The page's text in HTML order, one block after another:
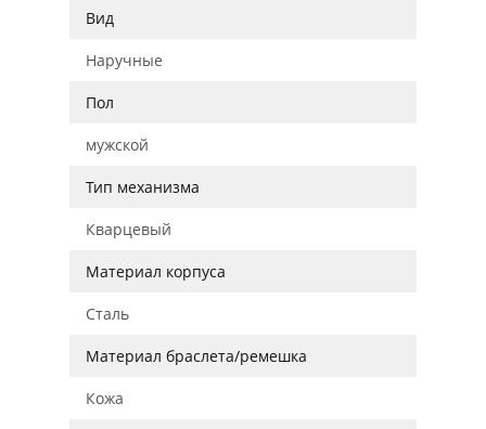
Вид
Наручные
Пол
мужской
Тип механизма
Кварцевый
Материал корпуса
Сталь
Материал браслета/ремешка
Кожа